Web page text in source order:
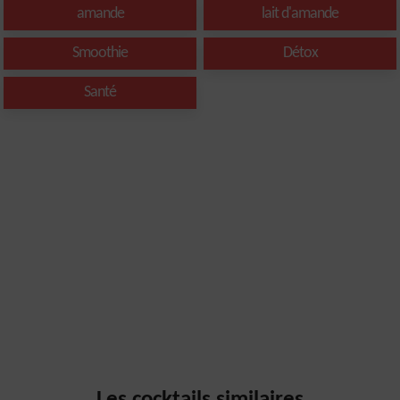
amande lait d'amande
Smoothie Détox
Santé